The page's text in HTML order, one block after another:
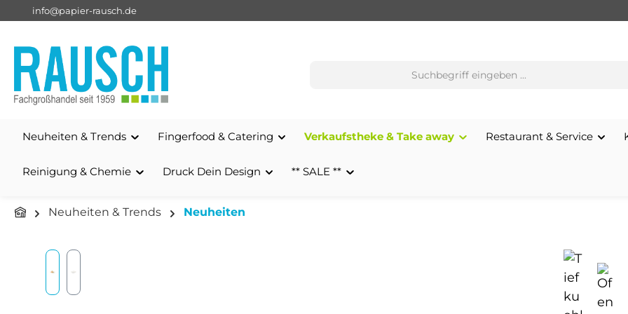
Zur Hauptnavigation springen
info@papier-rausch.de
Neuheiten & Trends Fingerfood & Catering Verkaufstheke & Take away Restaurant & Service
Reinigung & Chemie Druck Dein Design ** SALE **
Neuheiten & Trends Neuheiten
Bildergalerie überspringen